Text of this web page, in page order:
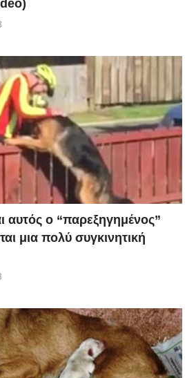
αυτός ο “παρεξηγημένος”
μια πολύ συγκινητική